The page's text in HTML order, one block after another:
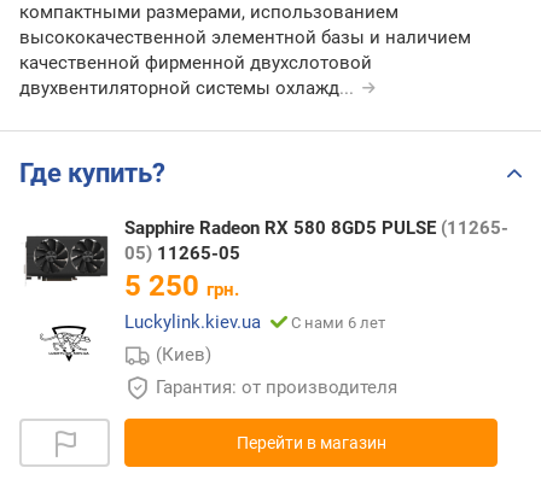
компактными размерами, использованием
высококачественной элементной базы и наличием
качественной фирменной двухслотовой
двухвентиляторной системы охлажд...
Где купить?
Sapphire Radeon RX 580 8GD5 PULSE (11265-
05) 11265-05
5 250 грн.
Luckylink.kiev.ua
С нами 6 лет
(Киев)
Гарантия: от производителя
Перейти в магазин